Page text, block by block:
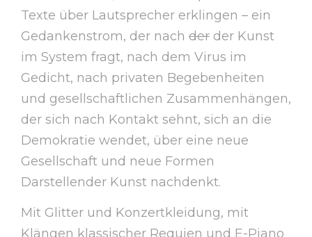
Texte über Lautsprecher erklingen – ein
Gedankenstrom, der nach der der Kunst
im System fragt, nach dem Virus im
Gedicht, nach privaten Begebenheiten
und gesellschaftlichen Zusammenhängen,
der sich nach Kontakt sehnt, sich an die
Demokratie wendet, über eine neue
Gesellschaft und neue Formen
Darstellender Kunst nachdenkt.
Mit Glitter und Konzertkleidung, mit
Klängen klassischer Requien und E-Piano